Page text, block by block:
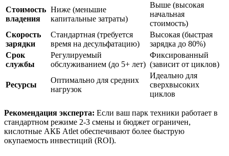
Стоимость
владения
Ниже (меньшие
капитальные затраты)
Выше (высокая
начальная
стоимость)
Скорость
зарядки
Стандартная (требуется
время на десульфатацию)
Высокая (быстрая
зарядка до 80%)
Срок
службы
Регулируемый
обслуживанием (до 5+ лет)
Фиксированный
(зависит от циклов)
Ресурсы
Оптимально для средних
нагрузок
Идеально для
сверхвысоких
циклов
Рекомендация эксперта: Если ваш парк техники работает в
стандартном режиме 2-3 смены и бюджет ограничен,
кислотные АКБ Atlet обеспечивают более быструю
окупаемость инвестиций (ROI).